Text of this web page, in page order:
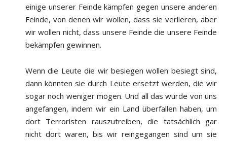
einige unserer Feinde kämpfen gegen unsere anderen
Feinde, von denen wir wollen, dass sie verlieren, aber
wir wollen nicht, dass unsere Feinde die unsere Feinde
bekämpfen gewinnen.
Wenn die Leute die wir besiegen wollen besiegt sind,
dann könnten sie durch Leute ersetzt werden, die wir
sogar noch weniger mögen. Und all das wurde von uns
angefangen, indem wir ein Land überfallen haben, um
dort Terroristen rauszutreiben, die tatsächlich gar
nicht dort waren, bis wir reingegangen sind um sie